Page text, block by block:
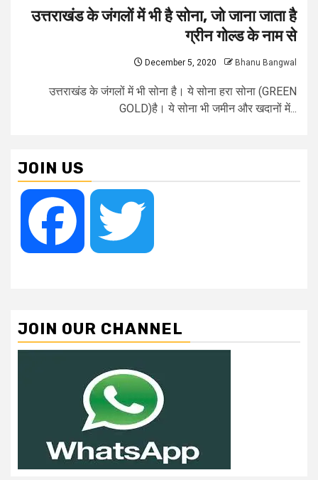
उत्तराखंड के जंगलों में भी है सोना, जो जाना जाता है
ग्रीन गोल्ड के नाम से
December 5, 2020 Bhanu Bangwal
उत्तराखंड के जंगलों में भी सोना है। ये सोना हरा सोना (GREEN
GOLD)है। ये सोना भी जमीन और खदानों में...
JOIN US
Facebook
JOIN OUR CHANNEL